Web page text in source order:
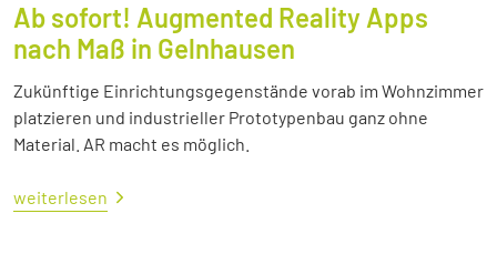
Ab sofort! Augmented Reality Apps
nach Maß in Gelnhausen
Zukünftige Einrichtungsgegenstände vorab im Wohnzimmer
platzieren und industrieller Prototypenbau ganz ohne
Material. AR macht es möglich.
weiterlesen